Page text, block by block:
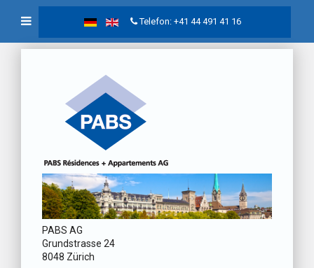
Telefon: +41 44 491 41 16
PABS AG
Grundstrasse 24
8048 Zürich